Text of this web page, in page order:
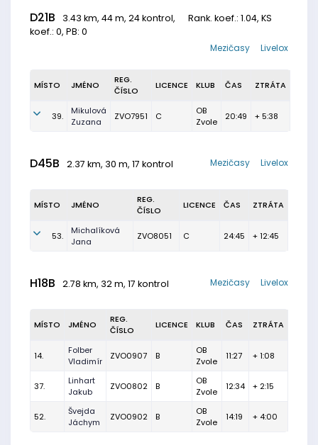
D21B 3.43 km, 44 m, 24 kontrol, Rank. koef.: 1.04, KS
koef.: 0, PB: 0
Livelox
Mezičasy
MÍSTO JMÉNO
REG.
ČÍSLO
LICENCE KLUB ČAS ZTRÁTA
39.
Mikulová
Zuzana
ZVO7951 C
OB
Zvole
20:49 + 5:38
D45B 2.37 km, 30 m, 17 kontrol Livelox
Mezičasy
MÍSTO JMÉNO
REG.
ČÍSLO
LICENCE ČAS ZTRÁTA
53.
Michalíková
Jana
ZVO8051 C 24:45 + 12:45
H18B 2.78 km, 32 m, 17 kontrol Livelox
Mezičasy
MÍSTO JMÉNO
REG.
ČÍSLO
LICENCE KLUB ČAS ZTRÁTA
14.
Folber
Vladimír
ZVO0907 B
OB
Zvole
11:27 + 1:08
37.
Linhart
Jakub
ZVO0802 B
OB
Zvole
12:34 + 2:15
52.
Švejda
Jáchym
ZVO0902 B
OB
Zvole
14:19 + 4:00